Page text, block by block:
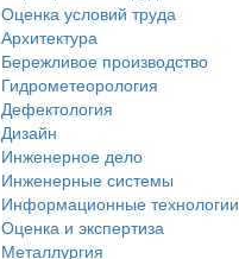
Оценка условий труда
Архитектура
Бережливое производство
Гидрометеорология
Дефектология
Дизайн
Инженерное дело
Инженерные системы
Информационные технологии
Оценка и экспертиза
Металлургия